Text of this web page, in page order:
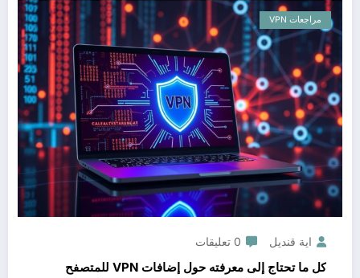
مراجعات VPN
اية قنديل 0 تعليقات
كل ما تحتاج إلى معرفته حول إضافات VPN للمتصفح